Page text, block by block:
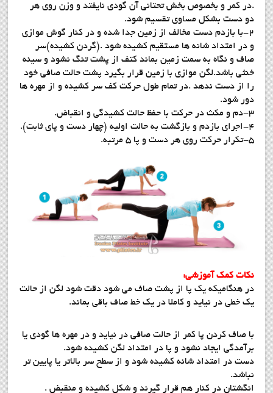
.در كمر و بخصوص بخش تحتاني آن گودي نايفتد و وزن روي هر
دو دست بشكل مساوي تقسيم شود.
2-با بازدم دست مخالف از زمين جدا شده و در كنار گوش موازي
و در امتداد شانه ها مستقيم كشيده شود .(گردن كشيده)سر
صاف و نگاه به سمت زمين بماند كتف از پشت تنگ نشود و سينه
خنثي باشد.لگن موازي با زمين قرار بگيرد پشت حالت صافي خود
را از دست ندهد .در تمام طول حركت كف سر كشيده و از مهره ها
دور شود.
3-دم و مكث در حركت با حفظ حالت كشيدگي و انقباض.
4-اجراي بازدم و بازگشت به حالت اوليه (چهار دست و پاي ثابت).
5-تكرار حركت روي هر دست و پا 5 مرتبه.
نكات كمك آموزشي:
در هنگاميكه يك پا از پشت صاف مي شود دقت شود لگن از حالت
يك خطي در نيايد و كاملا در يك خط صاف باقي بماند.
با صاف كردن پا كمر از حالت صافي در نيايد و در مهره ها گودي يا
برآمدگي ايجاد نشود و پا در امتداد لگن كشيده شود.
دست در امتداد شانه كشيده شود و از سطح سر بالاتر يا پايين تر
نباشد.
انگشتان در كنار هم قرار گيرند و شكل كشيده و منقبض .